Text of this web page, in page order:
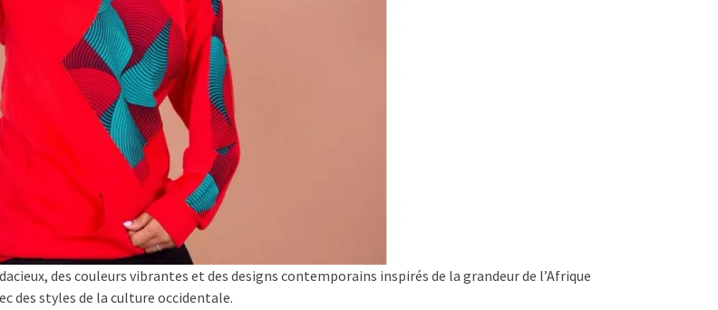
des couleurs vibrantes et des designs contemporains inspirés de la grandeur de l’Afrique
des styles de la culture occidentale.